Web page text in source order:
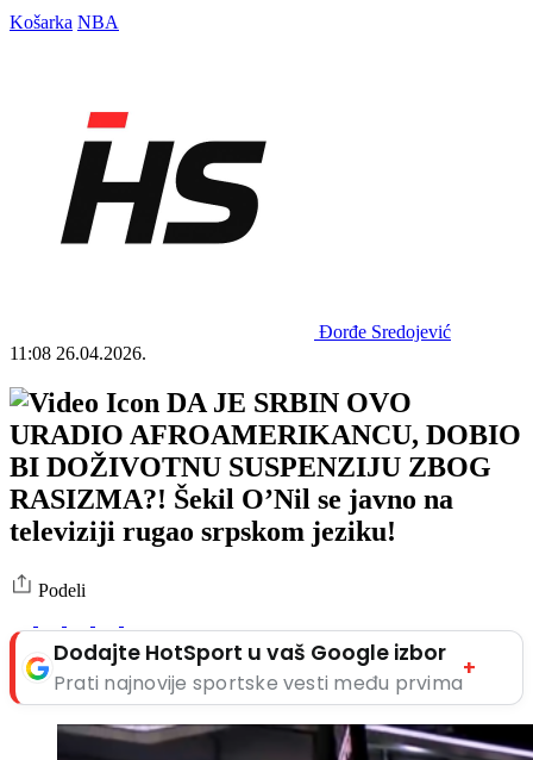
Košarka NBA
Đorđe Sredojević
11:08 26.04.2026.
DA JE SRBIN OVO
URADIO AFROAMERIKANCU, DOBIO
BI DOŽIVOTNU SUSPENZIJU ZBOG
RASIZMA?! Šekil O’Nil se javno na
televiziji rugao srpskom jeziku!
Podeli
Dodajte HotSport u vaš Google izbor
Prati najnovije sportske vesti među prvima
+